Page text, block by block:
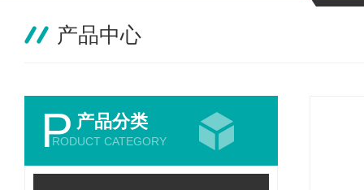
产品中心
P 产品分类
RODUCT CATEGORY